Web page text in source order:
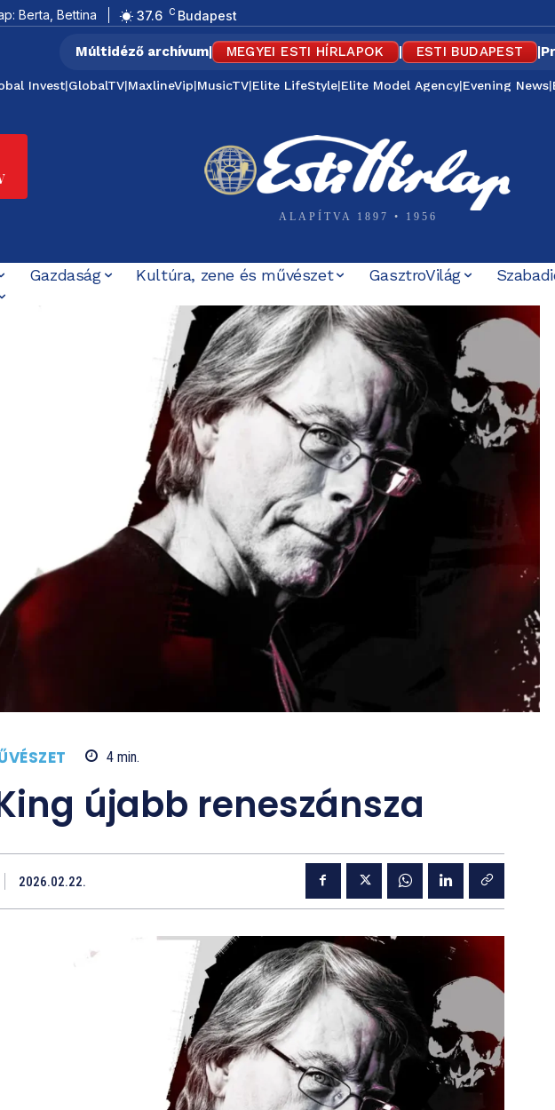
Berta, Bettina 37.6 C Budapest
Múltidéző archívum| MEGYEI ESTI HÍRLAPOK | ESTI BUDAPEST |
Invest|GlobalTV|MaxlineVip|MusicTV|Elite LifeStyle|Elite Model Agency|Evening News|
ALAPÍTVA 1897 • 1956
Gazdaság Kultúra, zene és művészet GasztroVilág
4min.
újabb reneszánsza
2026.02.22.